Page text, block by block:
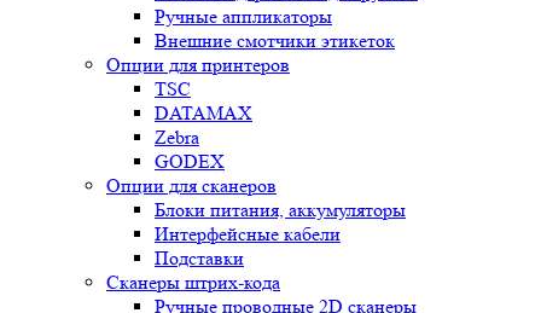
Ручные аппликаторы
Внешние смотчики этикеток
Опции для принтеров
TSC
DATAMAX
Zebra
GODEX
Опции для сканеров
Блоки питания, аккумуляторы
Интерфейсные кабели
Подставки
Сканеры штрих-кода
Ручные проводные 2D сканеры